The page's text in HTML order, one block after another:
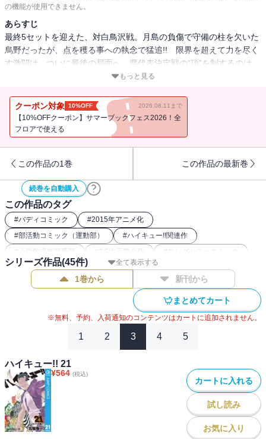
の機能が使用できません。
あらすじ
最終5セットを迎えた、対白鳥沢戦。月島の負傷で守備の柱を欠いた
烏野だったが、点を穫る事への執念で猛追!! 限界を超えて力を尽く
す激闘は、ついに最後の局面へ。県代表決定戦の“頂”を制するのは
もっと見る
クーポン対象 10%OFF 2026.08.11まで
【10%OFFクーポン】サマーブックフェス2026！全
フロアで使える
この作品の1巻 この作品の最新巻
続巻を自動購入
この作品のタグ
#バディコミック #2015年アニメ化
#部活動コミック（運動部） #ハイキュー!!関連作
# 小学館漫画賞受賞 #2.5次元舞台化 # ロングセラーコミック
#スポーツ漫画 #バレー漫画 #2016年アニメ化
2020年アニメ化 # 2024年映画化
全て表示する
シリーズ作品(45件)
1巻から 新刊から
まとめてカート
※無料、予約、入荷通知のコンテンツはカートに追加されません。
1 2 3 4 5
ハイキュー!! 21
¥564 (税込)
カートに入れる
試し読み
お気に入り